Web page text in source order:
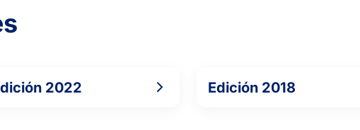
2022 Edición 2018